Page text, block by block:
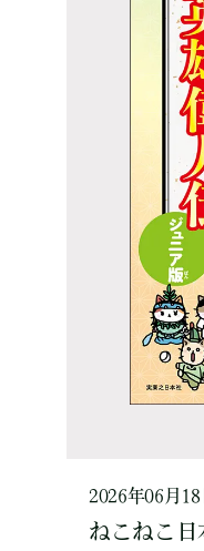
2026年06月18
ねこねこ